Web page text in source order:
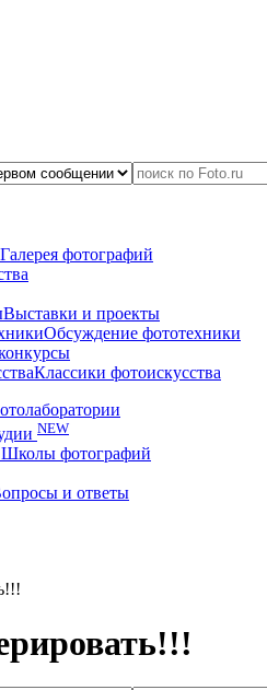
Галерея фотографий
Выставки и проекты
Обсуждение фототехники
Классики фотоискусства
NEW
Школы фотографий
и ответы